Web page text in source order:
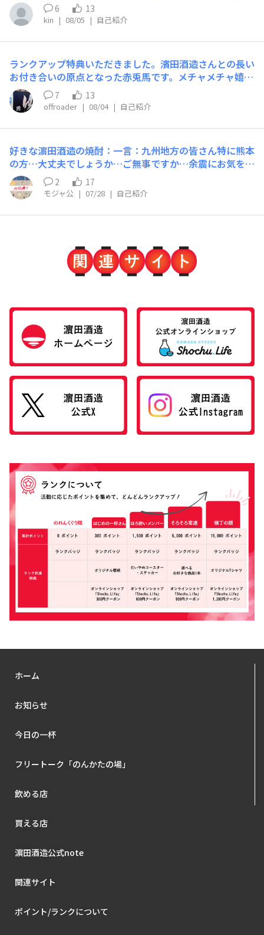
のチルグリーンがかなり美味しかったので、期待してお待
ちしてました〜届いたピンクのチルグリーンは期待を遥か
に超えた華やかさ！おじさんには似合いませんが、おじさ
ん感動でしたーありがとうございました
6 13
kin | 08/05 | 自己紹介
ランクアップ特典いただきました。濱田酒造さんとの長い
お付き合いの原点となった赤兎馬です。メチャメチャ嬉し
いです～ありがとうございました。｢横丁の顔｣までの道の
りは長いですが、頑張って横丁を盛り上げさせていただき
たいと思います。これからも宜しくお願いいたします。
7 13
offroader | 08/04 | 自己紹介
好きな濵田酒造の焼酎：一言：九州地方の皆さん特に熊本
の方…大丈夫でしょうか…ご無事ですか…余震にお気をつ
けください…
2 17
モジャ公 | 07/28 | 自己紹介
ホーム
お知らせ
今日の一杯
フリートーク「のんかたの場」
飲める店
買える店
濵田酒造公式note
関連サイト
ポイント/ランクについて